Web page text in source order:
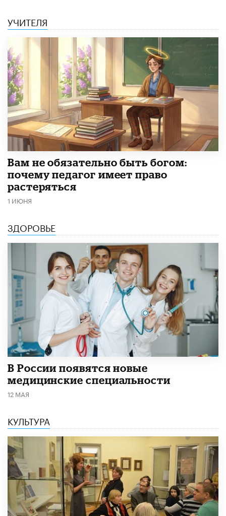
УЧИТЕЛЯ
​Вам не обязательно быть богом:
почему педагог имеет право
растеряться
1 ИЮНЯ
ЗДОРОВЬЕ
В России появятся новые
медицинские специальности
12 МАЯ
КУЛЬТУРА